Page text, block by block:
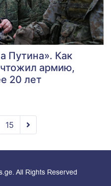
Путина». Как
армию,
20 лет
15
All Rights Reserved